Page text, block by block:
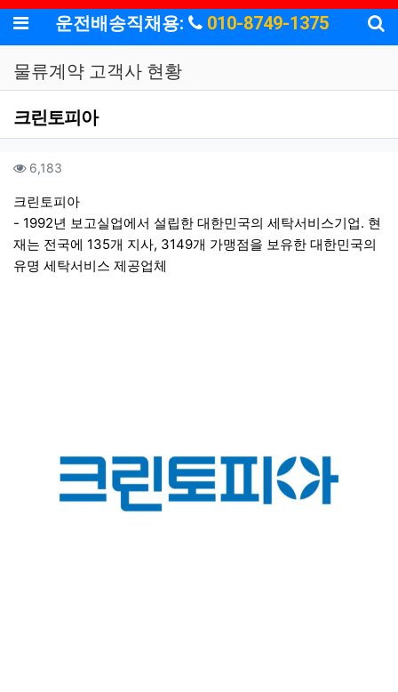
메뉴운전배송직채용: 010-8749-1375
물류계약 고객사 현황
크린토피아
작성자 정보
컨텐츠 정보
6,183
본문
크린토피아
- 1992년 보고실업에서 설립한 대한민국의 세탁서비스기업. 현
재는 전국에 135개 지사, 3149개 가맹점을 보유한 대한민국의
유명 세탁서비스 제공업체